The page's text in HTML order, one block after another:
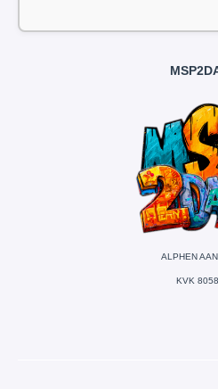
ALPHEN
KVK